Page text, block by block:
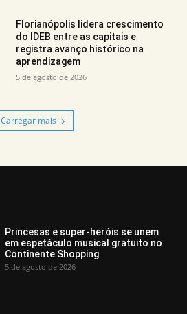
Florianópolis lidera crescimento
do IDEB entre as capitais e
registra avanço histórico na
aprendizagem
5 de agosto de 2026
Carregar mais
Princesas e super-heróis se unem
em espetáculo musical gratuito no
Continente Shopping
5 de agosto de 2026